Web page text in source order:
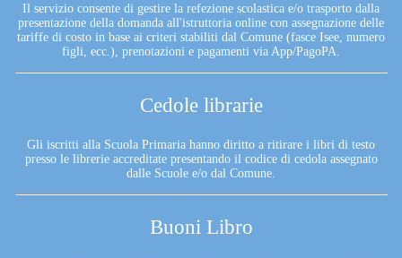
Il servizio consente di gestire la refezione scolastica e/o trasporto dalla
presentazione della domanda all'istruttoria online con assegnazione delle
tariffe di costo in base ai criteri stabiliti dal Comune (fasce Isee, numero
figli, ecc.), prenotazioni e pagamenti via App/PagoPA.
Cedole librarie
Gli iscritti alla Scuola Primaria hanno diritto a ritirare i libri di testo
presso le librerie accreditate presentando il codice di cedola assegnato
dalle Scuole e/o dal Comune.
Buoni Libro